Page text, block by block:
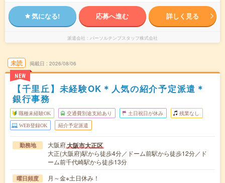
気になる! 応募へ進む 詳しく見る
派遣会社 パーソルテンプスタッフ株式会社
未読
NEW
掲載日 2026/08/06
【千里丘】未経験OK＊人気の紹介予定派遣＊
銀行事務
職種未経験OK 交通費別途支給あり 土日祝日が休み 残業なし
WEB登録OK 紹介予定派遣
勤務地 大阪府大阪市大正区
大正(大阪府)駅から徒歩4分／ドーム前駅から徒歩12分／ド
ーム前千代崎駅から徒歩13分
曜日頻度 月～金※土日休み！